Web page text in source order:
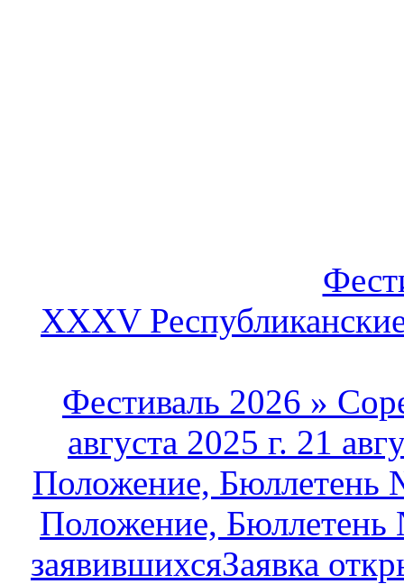
XXXV
Фестиваль 2026 »
августа 2025 г. 21
Положение, Бюллетень
Положение, Бюллетень
заявившихсяЗаявка